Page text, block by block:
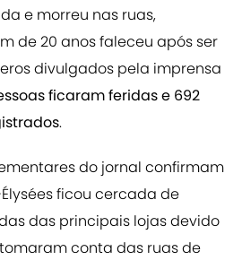
e morreu nas ruas,
de 20 anos faleceu após ser
divulgados pela imprensa
ficaram feridas e 692
.
do jornal confirmam
ficou cercada de
das principais lojas devido
conta das ruas de